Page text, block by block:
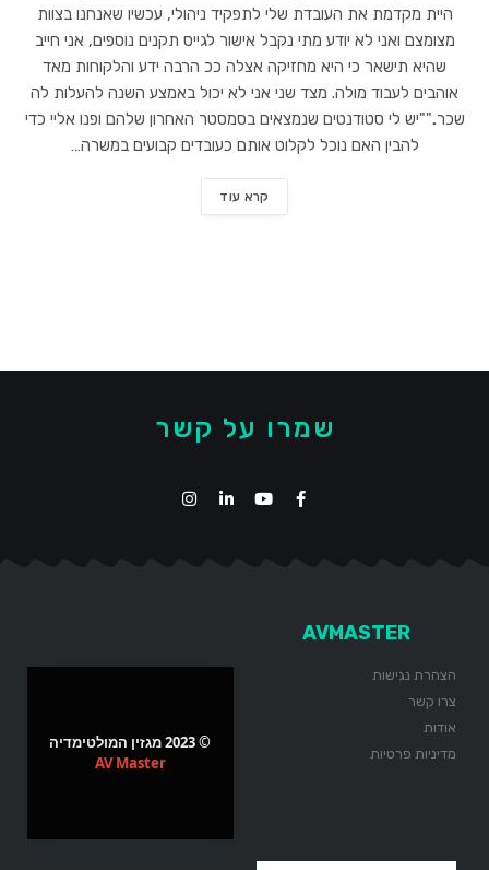
היית מקדמת את העובדת שלי לתפקיד ניהולי, עכשיו שאנחנו בצוות
מצומצם ואני לא יודע מתי נקבל אישור לגייס תקנים נוספים, אני חייב
שהיא תישאר כי היא מחזיקה אצלה ככ הרבה ידע והלקוחות מאד
אוהבים לעבוד מולה. מצד שני אני לא יכול באמצע השנה להעלות לה
שכר..""יש לי סטודנטים שנמצאים בסמסטר האחרון שלהם ופנו אליי כדי
להבין האם נוכל לקלוט אותם כעובדים קבועים במשרה…
קרא עוד
שמרו על קשר
AVMASTER
הצהרת נגישות
צרו קשר
אודות
מדיניות פרטיות
© 2023 מגזין המולטימדיה
AV Master